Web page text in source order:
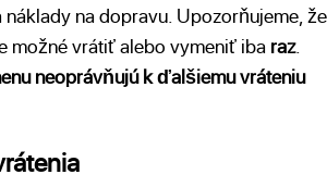
na dopravu. Upozorňujeme, že
možné vrátiť alebo vymeniť iba raz.
neoprávňujú k ďalšiemu vráteniu